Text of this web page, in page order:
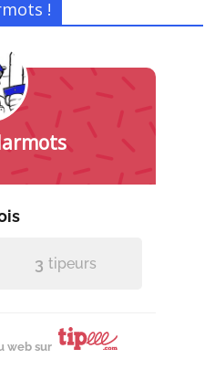
!
3 tipeurs
web sur